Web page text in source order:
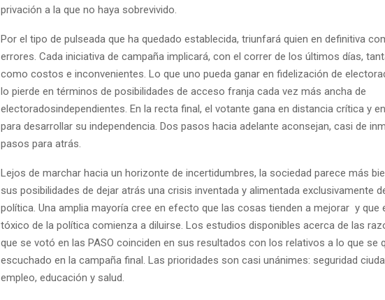
privación a la que no haya sobrevivido.
Por el tipo de pulseada que ha quedado establecida, triunfará quien en definitiva
errores. Cada iniciativa de campaña implicará, con el correr de los últimos días,
como costos e inconvenientes. Lo que uno pueda ganar en fidelización de
lo pierde en términos de posibilidades de acceso franja cada vez más ancha de
electoradosindependientes. En la recta final, el votante gana en distancia crítica y
para desarrollar su independencia. Dos pasos hacia adelante aconsejan, casi de
pasos para atrás.
Lejos de marchar hacia un horizonte de incertidumbres, la sociedad parece más
sus posibilidades de dejar atrás una crisis inventada y alimentada exclusivamente
política. Una amplia mayoría cree en efecto que las cosas tienden a mejorar y que
tóxico de la política comienza a diluirse. Los estudios disponibles acerca de las
que se votó en las PASO coinciden en sus resultados con los relativos a lo que se
escuchado en la campaña final. Las prioridades son casi unánimes: seguridad
empleo, educación y salud.